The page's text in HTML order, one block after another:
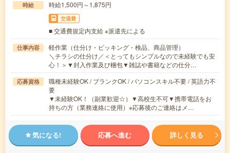
時給 時給1,500円～1,875円
交通費
■ 交通費規定内支給 ※派遣先による
仕事内容
軽作業（仕分け・ピッキング・検品、商品管理）
＼チラシの仕分け／＜とってもシンプルなので未経験でも安
心！＞▼封入作業及び梱包▼雑誌や書籍などの仕分…
応募資格
職種未経験OK / ブランクOK / パソコンスキル不要 / 英語力不
要
▼未経験OK！（副業歓迎☆）▼高校生不可▼携帯電話をお
持ちの方（業務連絡に使用）※応募後のご連絡はメ…
気になる! 応募へ進む 詳しく見る